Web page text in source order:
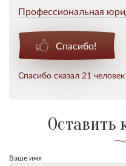
Профессиональная
Спасибо!
Спасибо сказал 21 человек
Оставить
Ваше имя